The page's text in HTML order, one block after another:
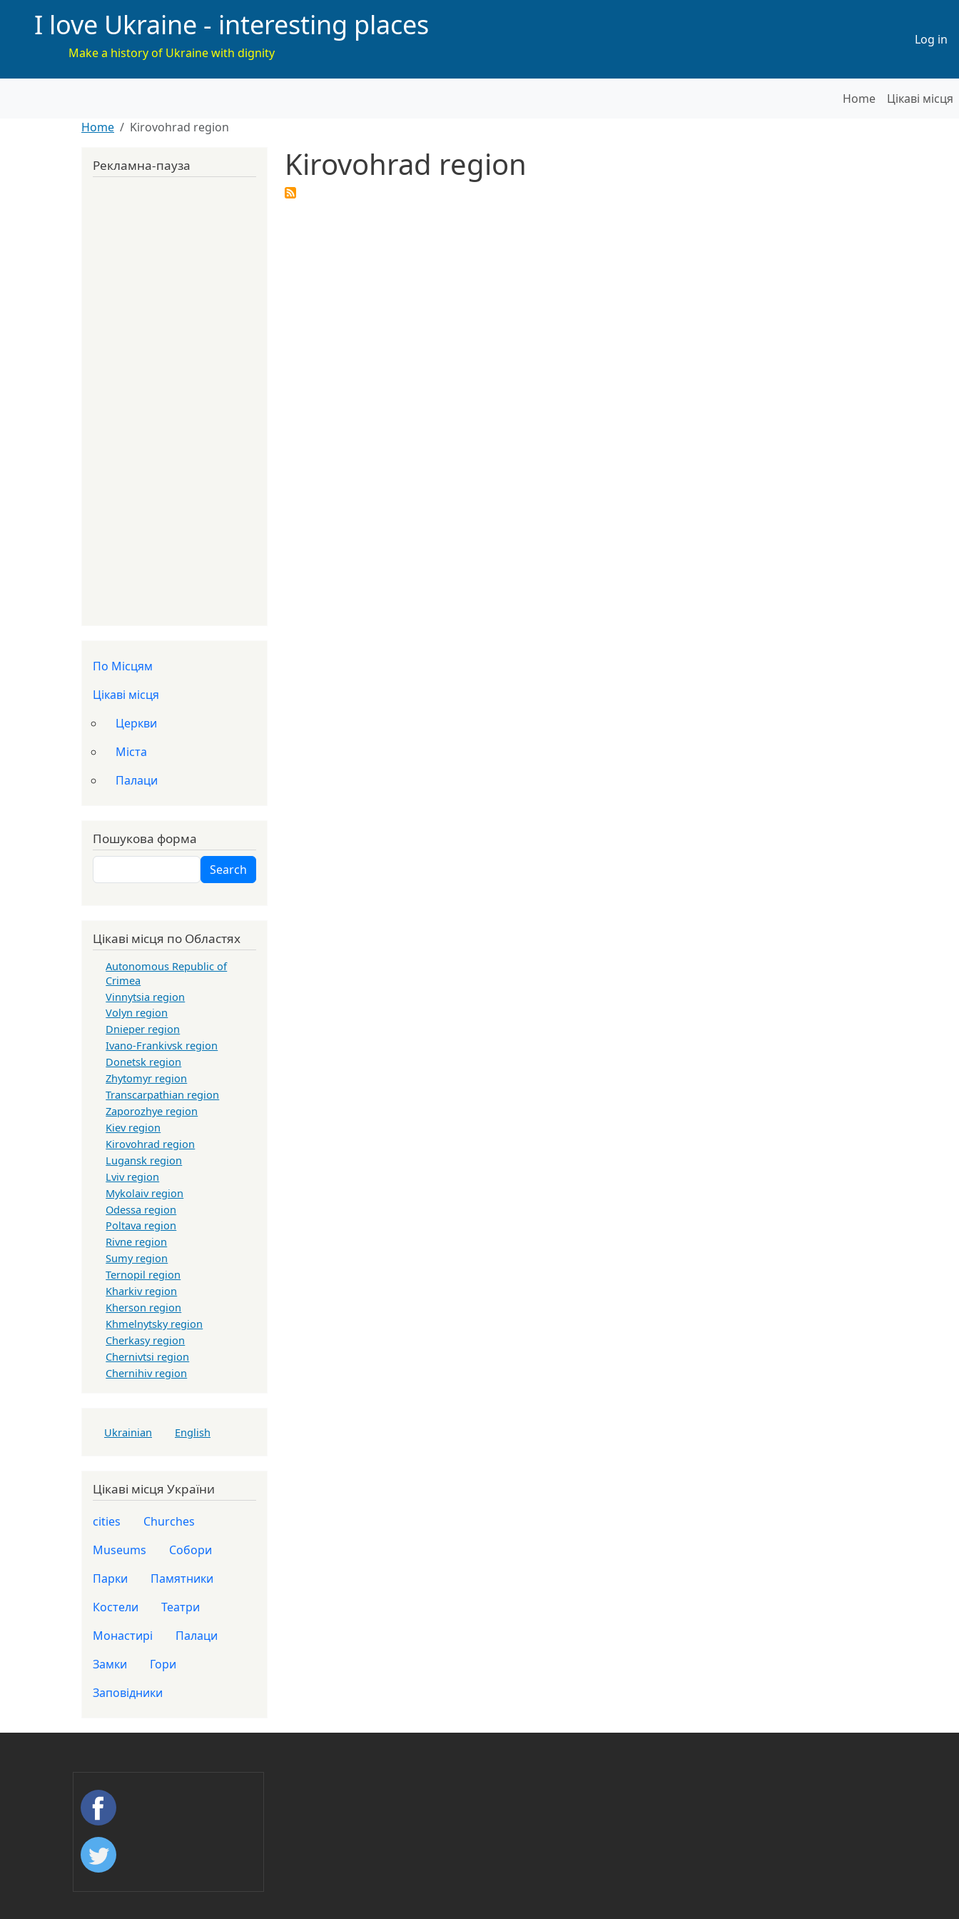
I love Ukraine - interesting places
Make a history of Ukraine with dignity
Log in
Основна
Home
Цікаві місця
Home
Kirovohrad region
Kirovohrad region
Рекламна-пауза
По Місцям
Цікаві місця
Церкви
Міста
Палаци
Пошукова форма
Search Search
Цікаві місця по Областях
Autonomous Republic of
Crimea
Vinnytsia region
Volyn region
Dnieper region
Ivano-Frankivsk region
Donetsk region
Zhytomyr region
Transcarpathian region
Zaporozhye region
Kiev region
Kirovohrad region
Lugansk region
Lviv region
Mykolaiv region
Odessa region
Poltava region
Rivne region
Sumy region
Ternopil region
Kharkiv region
Kherson region
Khmelnytsky region
Cherkasy region
Chernivtsi region
Chernihiv region
Ukrainian English
Цікаві місця України
cities
Churches
Museums
Собори
Парки
Памятники
Костели
Театри
Монастирі
Палаци
Замки
Гори
Заповідники